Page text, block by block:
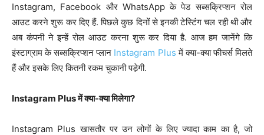
Instagram, Facebook और WhatsApp के पेड सब्सक्रिप्शन रोल
आउट करने शुरू कर दिए हैं. पिछले कुछ दिनों से इनकी टेस्टिंग चल रही थी और
अब कंपनी ने इन्हें रोल आउट करना शुरू कर दिया है. आज हम जानेंगे कि
इंस्टाग्राम के सब्सक्रिप्शन प्लान Instagram Plus में क्या-क्या फीचर्स मिलते
हैं और इसके लिए कितनी रकम चुकानी पडे़गी.
Instagram Plus में क्या-क्या मिलेगा?
Instagram Plus खासतौर पर उन लोगों के लिए ज्यादा काम का है, जो